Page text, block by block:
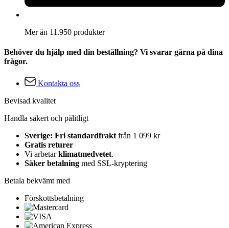
Mer än 11.950 produkter
Behöver du hjälp med din beställning? Vi svarar gärna på dina
frågor.
Kontakta oss
Bevisad kvalitet
Handla säkert och pålitligt
Sverige: Fri standardfrakt från 1 099 kr
Gratis returer
Vi arbetarklimatmedvetet.
Säker betalning med SSL-kryptering
Betala bekvämt med
Förskottsbetalning